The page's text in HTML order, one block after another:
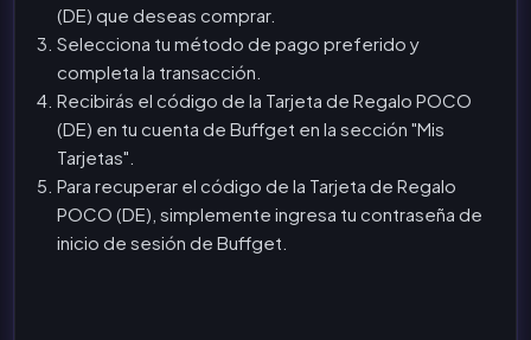
(DE) que deseas comprar.
Selecciona tu método de pago preferido y
completa la transacción.
Recibirás el código de la Tarjeta de Regalo POCO
(DE) en tu cuenta de Buffget en la sección "Mis
Tarjetas".
Para recuperar el código de la Tarjeta de Regalo
POCO (DE), simplemente ingresa tu contraseña de
inicio de sesión de Buffget.